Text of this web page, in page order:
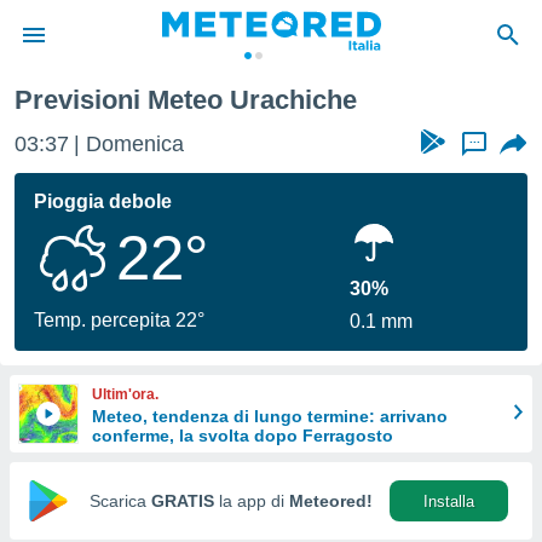
di
per
le
di
Web
Previsioni Meteo Urachiche
03:37 Domenica ...
Pioggia debole
22°
Temp. percepita 22°
30%
0.1 mm
Ultim'ora.
Meteo, tendenza di lungo termine: arrivano
conferme, la svolta dopo Ferragosto
Scarica GRATIS la app di Meteored! Installa